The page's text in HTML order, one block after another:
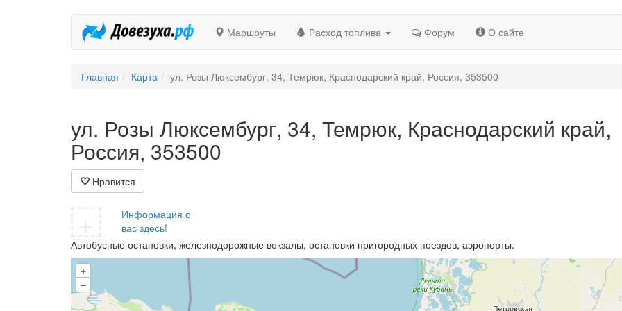
Маршруты Расход топлива Форум О сайте
Главная Карта ул. Розы Люксембург, 34, Темрюк, Краснодарский край, Россия, 353500
ул. Розы Люксембург, 34, Темрюк, Краснодарский край,
Россия, 353500
Нравится
Информация о
вас здесь!
Автобусные остановки, железнодорожные вокзалы, остановки пригородных поездов, аэропорты.
+
–